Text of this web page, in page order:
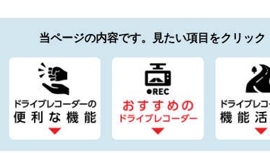
当ページの内容です。 見たい項目をクリック